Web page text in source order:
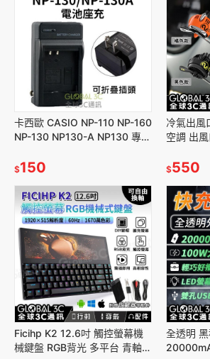
卡西歐 CASIO NP-110 NP-160
NP-130 NP130-A NP130 專用
$150
冷氣出風
空調 出
$550
Ficihp K2 12.6吋 觸控螢幕機
械鍵盤 RGB背光 多平台 青軸
全透明